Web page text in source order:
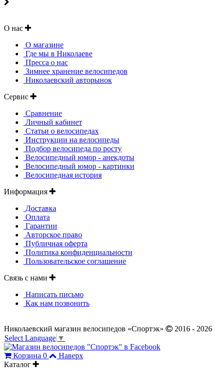
О нас
О магазине
Где мы в Николаеве
Пресса о нас
Зимнее хранение велосипедов
Николаевский авторынок
Сервис
Сравнение
Личный кабинет
Статьи о велосипедах
Инструкции на велосипеды
Подбор велосипеда по росту
Велосипедный юмор - анекдоты
Велосипедный юмор - картинки
Велосипедная история
Информация
Доставка
Оплата
Гарантии
Авторское право
Публичная оферта
Политика конфиденциальности
Пользовательское соглашение
Связь с нами
Написать письмо
Как нам позвонить
Николаевский магазин велосипедов «Спортэк»
2016 - 2026
Select Language ▼
Корзина 0
Наверх
Каталог